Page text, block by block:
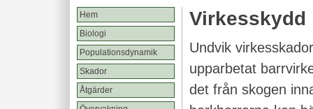
Hem
Biologi
Populationsdynamik
Skador
Åtgärder
Virkesskydd
Undvik
upparbetat
det från skogen